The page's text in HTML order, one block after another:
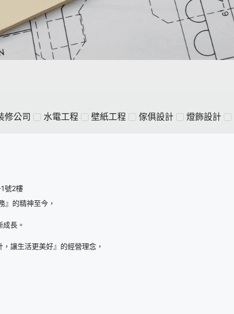
修公司 水電工程 壁紙工程 傢俱設計 燈飾設計
號2樓
』的精神至今，
長。
，讓生活更美好』 的經營理念，